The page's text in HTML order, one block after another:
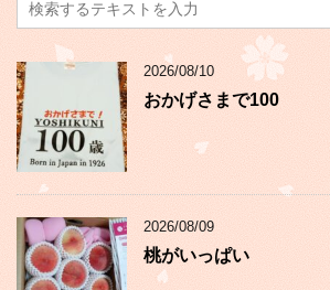
2026/08/10
おかげさまで100
2026/08/09
桃がいっぱい